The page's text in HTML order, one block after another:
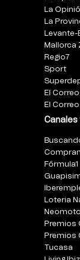
La
La
Levante-
Mallorca
Regio7
Sport
El
El
Fórmula1
Loteria
Premios
Premios
Tucasa